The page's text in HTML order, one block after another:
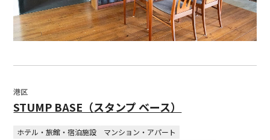
港区
STUMP BASE（スタンプ ベース）
ホテル・旅館・宿泊施設
マンション・アパート